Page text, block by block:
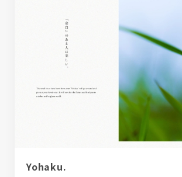
Yohaku.